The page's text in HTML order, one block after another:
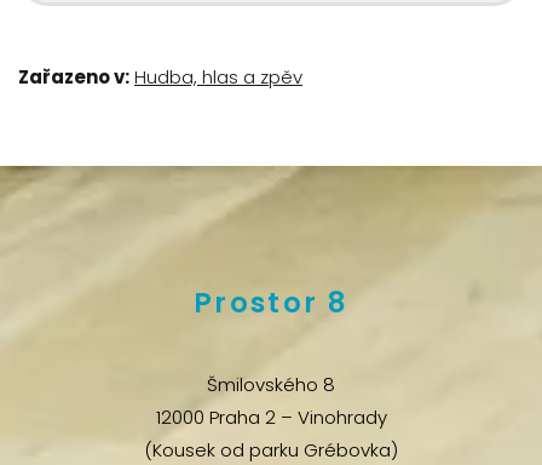
Zařazeno v:Hudba, hlas a zpěv
Prostor 8
Šmilovského 8
12000 Praha 2 – Vinohrady
(Kousek od parku Grébovka)